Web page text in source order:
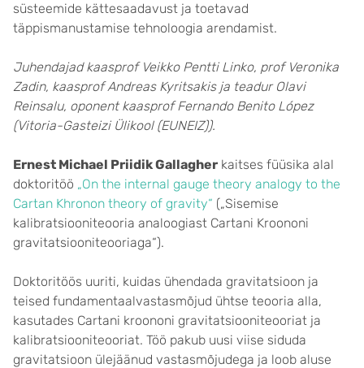
süsteemide kättesaadavust ja toetavad
täppismanustamise tehnoloogia arendamist.
Juhendajad kaasprof Veikko Pentti Linko, prof Veronika
Zadin, kaasprof Andreas Kyritsakis ja teadur Olavi
Reinsalu, oponent kaasprof Fernando Benito López
(Vitoria-Gasteizi Ülikool (EUNEIZ)).
Ernest Michael Priidik Gallagher kaitses füüsika alal
doktoritöö „On the internal gauge theory analogy to the
Cartan Khronon theory of gravity“ („Sisemise
kalibratsiooniteooria analoogiast Cartani Kroononi
gravitatsiooniteooriaga“).
Doktoritöös uuriti, kuidas ühendada gravitatsioon ja
teised fundamentaalvastasmõjud ühtse teooria alla,
kasutades Cartani kroononi gravitatsiooniteooriat ja
kalibratsiooniteooriat. Töö pakub uusi viise siduda
gravitatsioon ülejäänud vastasmõjudega ja loob aluse